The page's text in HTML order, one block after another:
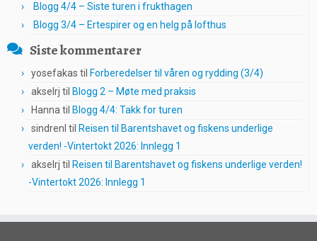
Blogg 4/4 – Siste turen i frukthagen
Blogg 3/4 – Ertespirer og en helg på lofthus
Siste kommentarer
yosefakas til Forberedelser til våren og rydding (3/4)
akselrj til Blogg 2 – Møte med praksis
Hanna til Blogg 4/4: Takk for turen
sindrenl til Reisen til Barentshavet og fiskens underlige
verden! -Vintertokt 2026: Innlegg 1
akselrj til Reisen til Barentshavet og fiskens underlige verden!
-Vintertokt 2026: Innlegg 1